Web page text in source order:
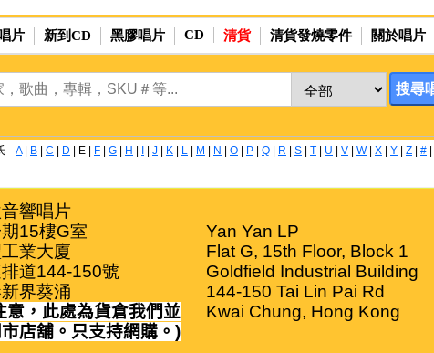
片 新到CD 黑膠唱片 CD 清貨 清貨發燒零件 關於唱片
- A| B C D E F G H J K L M N O P Q R S T U V W| X Y Z #
響唱片
15樓G室
業大廈
道144-150號
界葵涌
意，此處為貨倉我們並
店舖。只支持網購。 )
Yan Yan LP
Flat G, 15th Floor, Block 1
Goldfield Industrial Building
144-150 Tai Lin Pai Rd
Kwai Chung, Hong Kong